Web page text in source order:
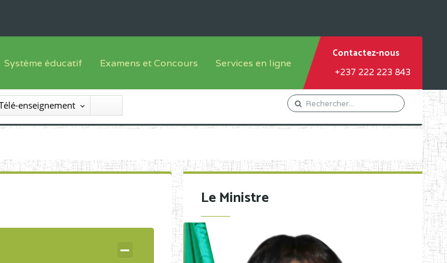
des Enseignements
Système éducatif
Offre de formation
Sous système francophone
Progammes d'études
Examens et Concours
Inscriptions
Liste des candidats
Diplômes disponibles
Services en ligne
Orientation Conseil
Gestion du Personnel
Demande de subvention
Contactez-nous
+237 222 223 843
enseignement
Le Ministre